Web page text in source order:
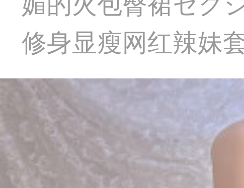
修身显瘦网红辣妹